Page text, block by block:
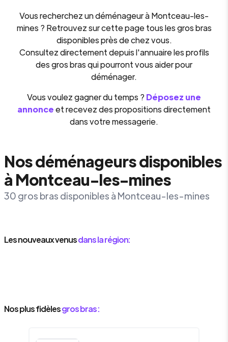
Vous recherchez undéménageuràMontceau-les-
mines ? Retrouvez sur cette page tous les gros bras
disponibles près de chez vous.
Consultez directement depuis l'annuaire les profils
des gros bras qui pourront vous aider pour
déménager.
Vous voulez gagner du temps ? Déposez une
annonceet recevez des propositions directement
dans votre messagerie.
Nos déménageurs disponibles
à Montceau-les-mines
30 gros bras disponibles à Montceau-les-mines
Les nouveaux venusdans la région:
Nos plus fidèlesgros bras :